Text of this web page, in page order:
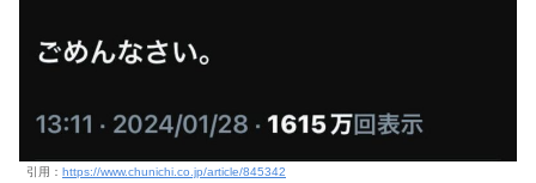
引用： https://www.chunichi.co.jp/article/845342